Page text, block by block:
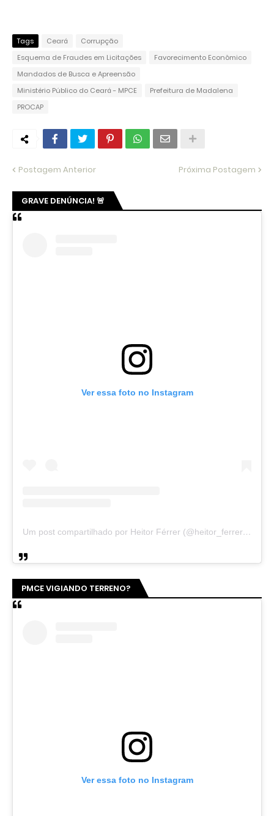
Tags Ceará
Corrupção
Esquema de Fraudes em Licitações
Favorecimento Econômico
Mandados de Busca e Apreensão
Ministério Público do Ceará - MPCE
Prefeitura de Madalena
PROCAP
Postagem Anterior Próxima Postagem
GRAVE DENÚNCIA! 🚨
Ver essa foto no Instagram
Um post compartilhado por Heitor Férrer (@heitor_ferrer77)
PMCE VIGIANDO TERRENO?
Ver essa foto no Instagram